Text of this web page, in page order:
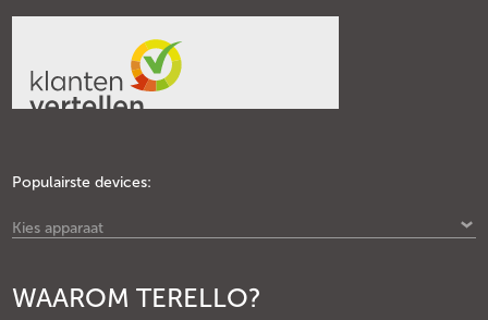
Populairste devices:
Kies apparaat
WAAROM TERELLO?